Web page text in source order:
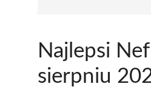
Najlepsi
sierpniu